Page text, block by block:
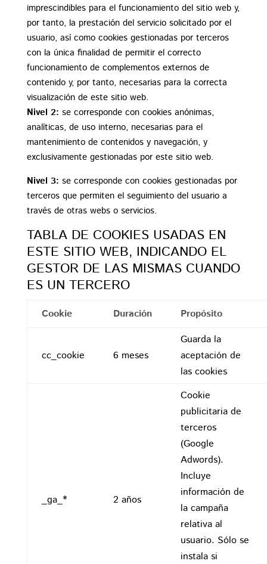
imprescindibles para el funcionamiento del sitio web y,
por tanto, la prestación del servicio solicitado por el
usuario, así como cookies gestionadas por terceros
con la única finalidad de permitir el correcto
funcionamiento de complementos externos de
contenido y, por tanto, necesarias para la correcta
visualización de este sitio web.
Nivel 2: se corresponde con cookies anónimas,
analíticas, de uso interno, necesarias para el
mantenimiento de contenidos y navegación, y
exclusivamente gestionadas por este sitio web.
Nivel 3: se corresponde con cookies gestionadas por
terceros que permiten el seguimiento del usuario a
través de otras webs o servicios.
TABLA DE COOKIES USADAS EN
ESTE SITIO WEB, INDICANDO EL
GESTOR DE LAS MISMAS CUANDO
ES UN TERCERO
Cookie Duración Propósito
cc_cookie 6 meses
Guarda la
aceptación de
las cookies
_ga_* 2 años
Cookie
publicitaria de
terceros
(Google
Adwords).
Incluye
información de
la campaña
relativa al
usuario. Sólo se
instala si